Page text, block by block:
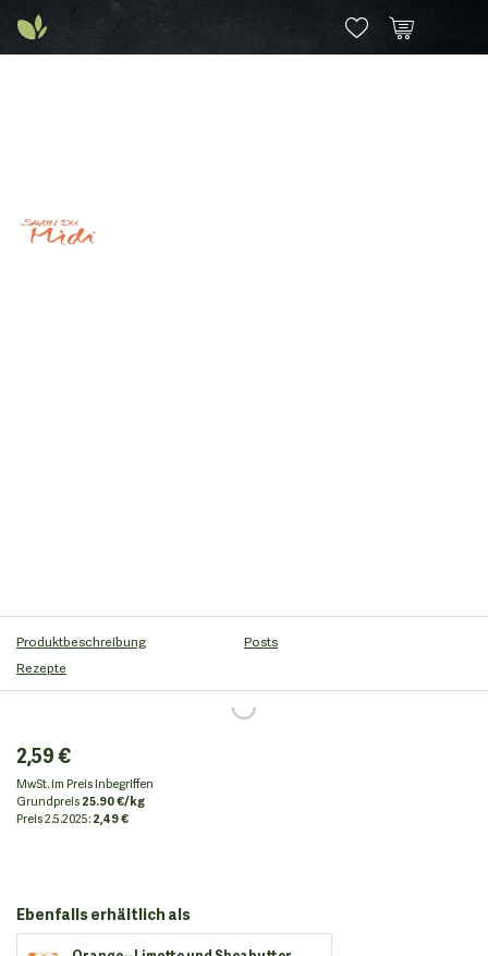
Produktbeschreibung
Posts
Rezepte
2,59 €
MwSt. im Preis inbegriffen
Grundpreis25.90 €/kg
Preis2.5.2025:2,49 €
Ebenfalls erhältlich als